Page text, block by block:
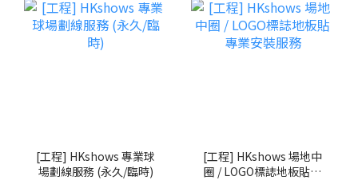
[工程] HKshows 專業球
場劃線服務 (永久/臨時)
[工程] HKshows 場地中
圈 / LOGO標誌地板貼專